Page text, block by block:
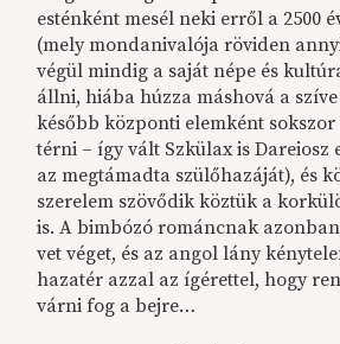
esténként mesél neki erről a 2500
(mely mondanivalója röviden
végül mindig a saját népe és
állni, hiába húzza máshová a
később központi elemként sokszor
térni – így vált Szkülax is Dareiosz
az megtámadta szülőhazáját), és
szerelem szövődik köztük a
is. A bimbózó románcnak
vet véget, és az angol lány
hazatér azzal az ígérettel, hogy
várni fog a bejre…